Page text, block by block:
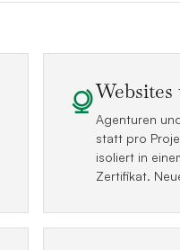
Agenturen
statt pro
isoliert in
Zertifikat.